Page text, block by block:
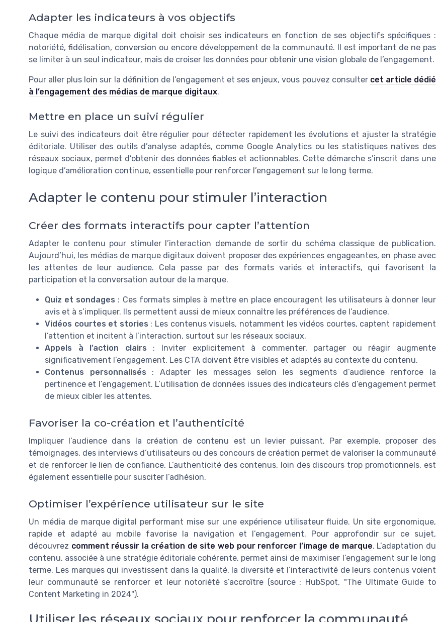
Adapter les indicateurs à vos objectifs
Chaque média de marque digital doit choisir ses indicateurs en fonction de ses objectifs spécifiques :
notoriété, fidélisation, conversion ou encore développement de la communauté. Il est important de ne pas
se limiter à un seul indicateur, mais de croiser les données pour obtenir une vision globale de l’engagement.
Pour aller plus loin sur la définition de l’engagement et ses enjeux, vous pouvez consulter cet article dédié
à l’engagement des médias de marque digitaux.
Mettre en place un suivi régulier
Le suivi des indicateurs doit être régulier pour détecter rapidement les évolutions et ajuster la stratégie
éditoriale. Utiliser des outils d’analyse adaptés, comme Google Analytics ou les statistiques natives des
réseaux sociaux, permet d’obtenir des données fiables et actionnables. Cette démarche s’inscrit dans une
logique d’amélioration continue, essentielle pour renforcer l’engagement sur le long terme.
Adapter le contenu pour stimuler l’interaction
Créer des formats interactifs pour capter l’attention
Adapter le contenu pour stimuler l’interaction demande de sortir du schéma classique de publication.
Aujourd’hui, les médias de marque digitaux doivent proposer des expériences engageantes, en phase avec
les attentes de leur audience. Cela passe par des formats variés et interactifs, qui favorisent la
participation et la conversation autour de la marque.
Quiz et sondages : Ces formats simples à mettre en place encouragent les utilisateurs à donner leur
avis et à s’impliquer. Ils permettent aussi de mieux connaître les préférences de l’audience.
Vidéos courtes et stories : Les contenus visuels, notamment les vidéos courtes, captent rapidement
l’attention et incitent à l’interaction, surtout sur les réseaux sociaux.
Appels à l’action clairs : Inviter explicitement à commenter, partager ou réagir augmente
significativement l’engagement. Les CTA doivent être visibles et adaptés au contexte du contenu.
Contenus personnalisés : Adapter les messages selon les segments d’audience renforce la
pertinence et l’engagement. L’utilisation de données issues des indicateurs clés d’engagement permet
de mieux cibler les attentes.
Favoriser la co-création et l’authenticité
Impliquer l’audience dans la création de contenu est un levier puissant. Par exemple, proposer des
témoignages, des interviews d’utilisateurs ou des concours de création permet de valoriser la communauté
et de renforcer le lien de confiance. L’authenticité des contenus, loin des discours trop promotionnels, est
également essentielle pour susciter l’adhésion.
Optimiser l’expérience utilisateur sur le site
Un média de marque digital performant mise sur une expérience utilisateur fluide. Un site ergonomique,
rapide et adapté au mobile favorise la navigation et l’engagement. Pour approfondir sur ce sujet,
découvrez comment réussir la création de site web pour renforcer l’image de marque. L’adaptation du
contenu, associée à une stratégie éditoriale cohérente, permet ainsi de maximiser l’engagement sur le long
terme. Les marques qui investissent dans la qualité, la diversité et l’interactivité de leurs contenus voient
leur communauté se renforcer et leur notoriété s’accroître (source : HubSpot, "The Ultimate Guide to
Content Marketing in 2024").
Utiliser les réseaux sociaux pour renforcer la communauté